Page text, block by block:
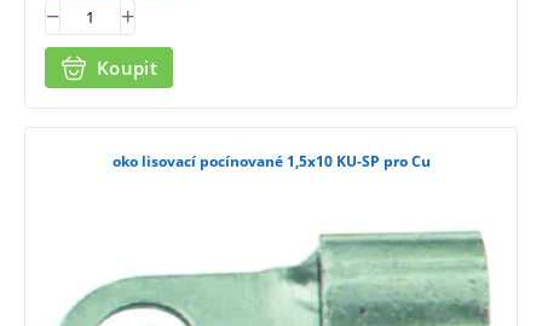
Koupit
oko lisovací pocínované 1,5x10 KU-SP pro Cu